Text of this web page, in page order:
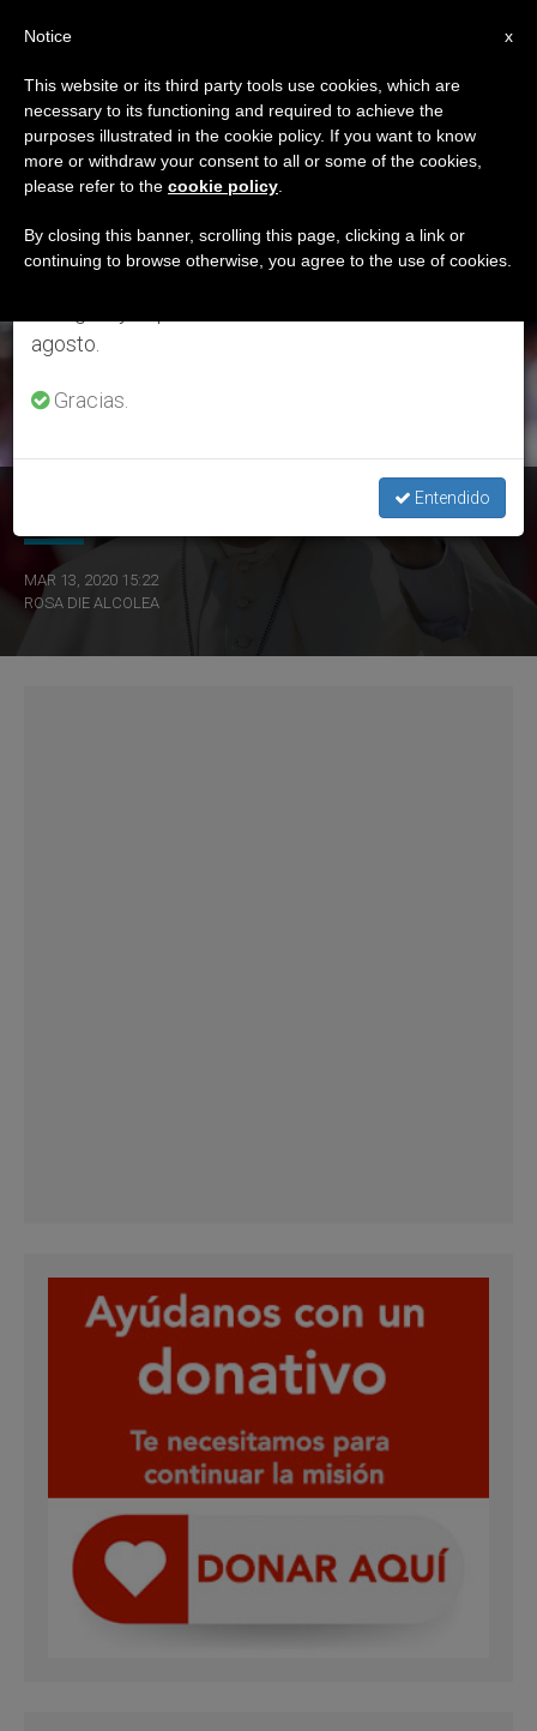
ETIQUETA
Posts Tagged
‘elección Papal’
ÚLTIMAS NOTICIAS
El Papa encara su octavo año de pontificado con esperanza
MAR 13, 2020 15:22
ROSA DIE ALCOLEA
×
Aviso importante
Del 27 de julio al 7 de agosto haremos la pausa
anual, aprovechando que en el periodo de verano
se generan menos informaciones y también el
agosto.
Gracias.
Entendido
x
Notice
This website or its third party tools use cookies, which are
necessary to its functioning and required to achieve the
purposes illustrated in the cookie policy. If you want to know
more or withdraw your consent to all or some of the cookies,
please refer to the cookie policy
By closing this banner, scrolling this page, clicking a link or
continuing to browse otherwise, you agree to the use of cookies.